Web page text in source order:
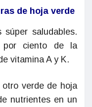
de hoja verde
saludables.
por ciento de la
vitamina A y K.
verde de hoja
nutrientes en un